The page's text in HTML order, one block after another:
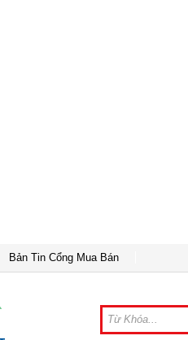
Bản Tin Cổng Mua Bán